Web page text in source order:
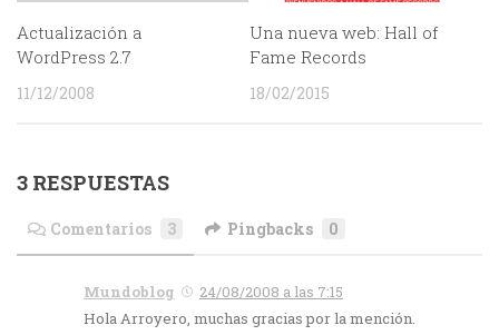
Actualización a
WordPress 2.7
11/12/2008
Una nueva web: Hall of
Fame Records
18/02/2015
3 RESPUESTAS
Comentarios 3 Pingbacks 0
Mundoblog
24/08/2008 a las 7:15
Hola Arroyero, muchas gracias por la mención.